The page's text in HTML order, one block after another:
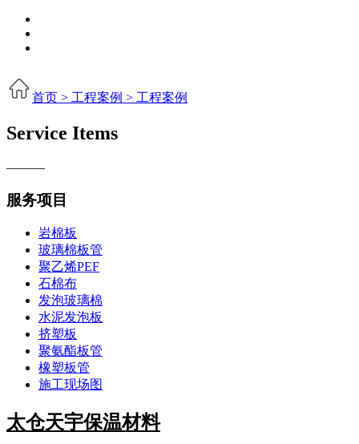
首页 > 工程案例 > 工程案例
Service Items
———
服务项目
岩棉板
玻璃棉板管
聚乙烯PEF
石棉布
发泡玻璃棉
水泥发泡板
挤塑板
聚氨酯板管
橡塑板管
施工现场图
太仓天宇保温材料